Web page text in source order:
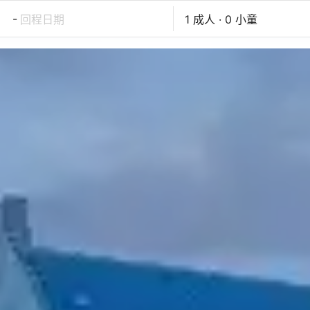
- 回程日期 1 成人 · 0 小童